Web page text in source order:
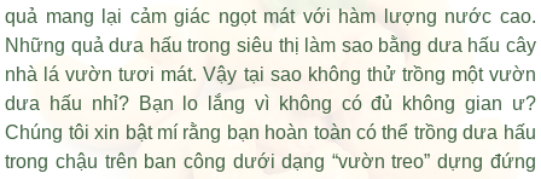
quả mang lại cảm giác ngọt mát với hàm lượng nước cao.
Những quả dưa hấu trong siêu thị làm sao bằng dưa hấu cây
nhà lá vườn tươi mát. Vậy tại sao không thử trồng một vườn
dưa hấu nhỉ? Bạn lo lắng vì không có đủ không gian ư?
Chúng tôi xin bật mí rằng bạn hoàn toàn có thể trồng dưa hấu
trong chậu trên ban công dưới dạng “vườn treo” dựng đứng